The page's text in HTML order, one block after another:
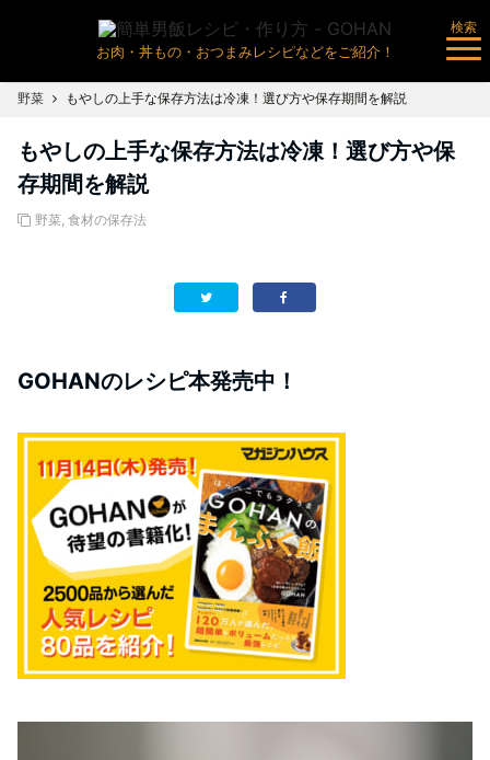
お肉・丼もの・おつまみレシピなどをご紹介！
検索
野菜 もやしの上手な保存方法は冷凍！選び方や保存期間を解説
もやしの上手な保存方法は冷凍！選び方や保
存期間を解説
野菜, 食材の保存法
GOHANのレシピ本発売中！